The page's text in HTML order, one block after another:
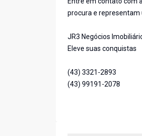
procura e
JR3 Negócios
Eleve suas conquistas
(43) 3321-2893
(43) 99191-2078